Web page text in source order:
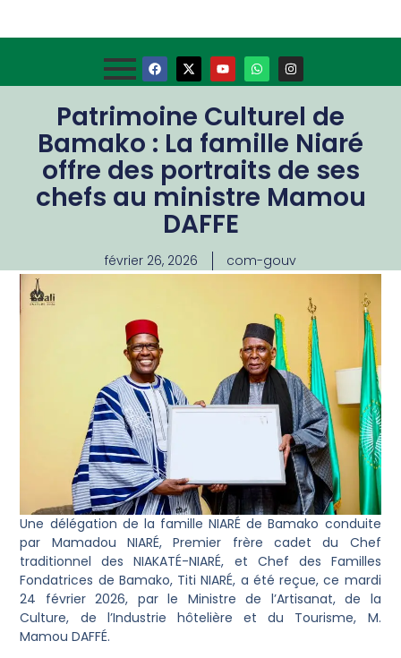
Patrimoine Culturel de
Bamako : La famille Niaré
offre des portraits de ses
chefs au ministre Mamou
DAFFE
février 26, 2026 com-gouv
Une délégation de la famille NIARÉ de Bamako conduite
par Mamadou NIARÉ, Premier frère cadet du Chef
traditionnel des NIAKATÉ-NIARÉ, et Chef des Familles
Fondatrices de Bamako, Titi NIARÉ, a été reçue, ce mardi
24 février 2026, par le Ministre de l’Artisanat, de la
Culture, de l’Industrie hôtelière et du Tourisme, M.
Mamou DAFFÉ.